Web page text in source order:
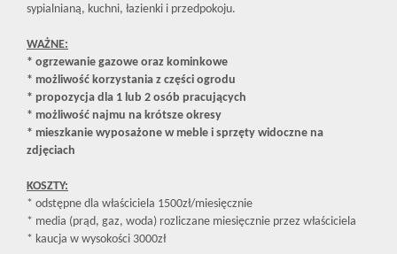
sypialnianą, kuchni, łazienki i przedpokoju.
WAŻNE:
* ogrzewanie gazowe oraz kominkowe
* możliwość korzystania z części ogrodu
* propozycja dla 1 lub 2 osób pracujących
* możliwość najmu na krótsze okresy
* mieszkanie wyposażone w meble i sprzęty widoczne na
zdjęciach
KOSZTY:
* odstępne dla właściciela 1500zł/miesięcznie
* media (prąd, gaz, woda) rozliczane miesięcznie przez właściciela
* kaucja w wysokości 3000zł